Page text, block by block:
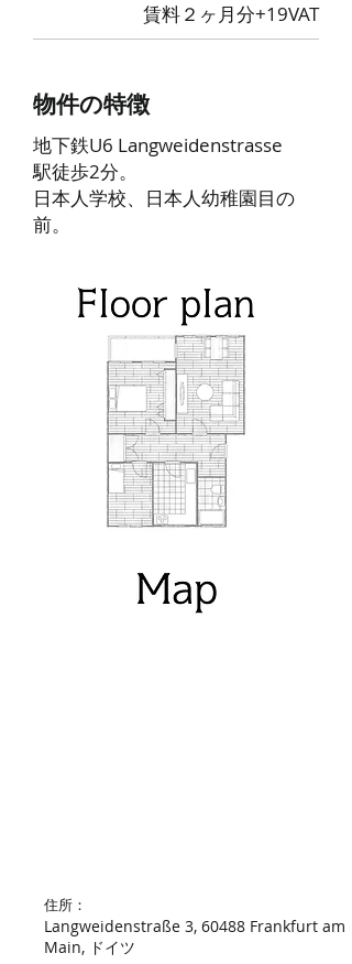
賃料２ヶ月分+19VAT
物件の特徴
地下鉄U6 Langweidenstrasse
駅徒歩2分。
日本人学校、日本人幼稚園目の
前。
​住所：
Langweidenstraße 3, 60488 Frankfurt am
Main, ドイツ